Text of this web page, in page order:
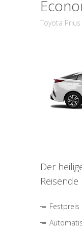
Toyota
Der
Reisende
Festpreis